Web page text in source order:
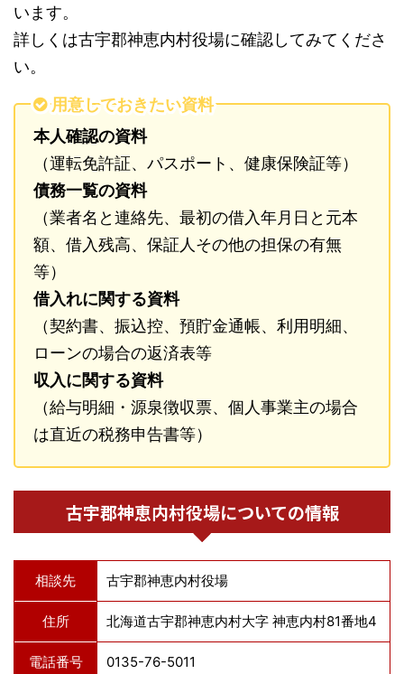
います。
詳しくは古宇郡神恵内村役場に確認してみてくださ
い。
用意しておきたい資料
本人確認の資料
（運転免許証、パスポート、健康保険証等）
債務一覧の資料
（業者名と連絡先、最初の借入年月日と元本
額、借入残高、保証人その他の担保の有無
等）
借入れに関する資料
（契約書、振込控、預貯金通帳、利用明細、
ローンの場合の返済表等
収入に関する資料
（給与明細・源泉徴収票、個人事業主の場合
は直近の税務申告書等）
古宇郡神恵内村役場についての情報
相談先 古宇郡神恵内村役場
住所 北海道古宇郡神恵内村大字 神恵内村81番地4
電話番号 0135-76-5011